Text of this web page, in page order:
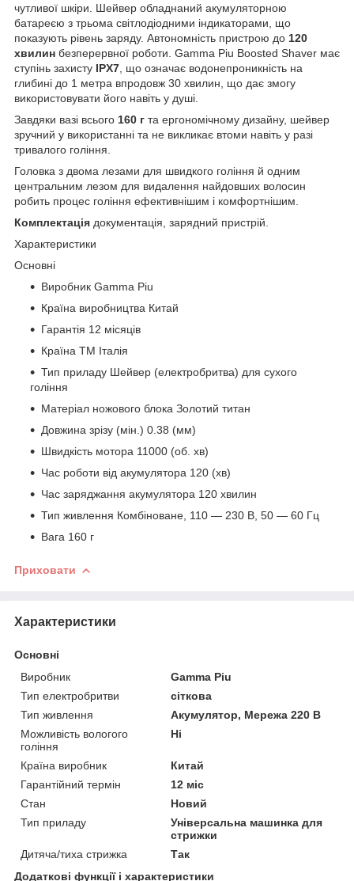
чутливої шкіри. Шейвер обладнаний акумуляторною
батареєю з трьома світлодіодними індикаторами, що
показують рівень заряду. Автономність пристрою до 120
хвилин безперервної роботи. Gamma Piu Boosted Shaver має
ступінь захисту IPX7 , що означає водонепроникність на
глибині до 1 метра впродовж 30 хвилин, що дає змогу
використовувати його навіть у душі.
Завдяки вазі всього 160 г та ергономічному дизайну, шейвер
зручний у використанні та не викликає втоми навіть у разі
тривалого гоління.
Головка з двома лезами для швидкого гоління й одним
центральним лезом для видалення найдовших волосин
робить процес гоління ефективнішим і комфортнішим.
Комплектація документація, зарядний пристрій.
Характеристики
Основні
Виробник Gamma Piu
Країна виробництва Китай
Гарантія 12 місяців
Країна ТМ Італія
Тип приладу Шейвер (електробритва) для сухого
гоління
Матеріал ножового блока Золотий титан
Довжина зрізу (мін.) 0.38 (мм)
Швидкість мотора 11000 (об. хв)
Час роботи від акумулятора 120 (хв)
Час заряджання акумулятора 120 хвилин
Тип живлення Комбіноване, 110 — 230 В, 50 — 60 Гц
Вага 160 г
Приховати
Характеристики
Основні
Виробник
Gamma Piu
Тип електробритви
сіткова
Тип живлення
Акумулятор, Мережа 220 В
Можливість вологого
гоління
Ні
Країна виробник
Китай
Гарантійний термін
12 міс
Стан
Новий
Тип приладу
Універсальна машинка для
стрижки
Дитяча/тиха стрижка
Так
Додаткові функції і характеристики